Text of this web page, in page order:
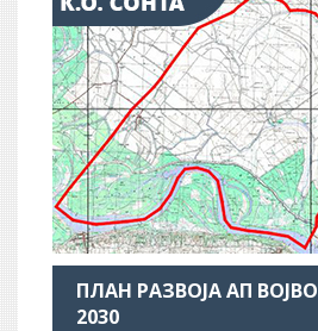
ПЛАН РАЗВОЈА АП
2030